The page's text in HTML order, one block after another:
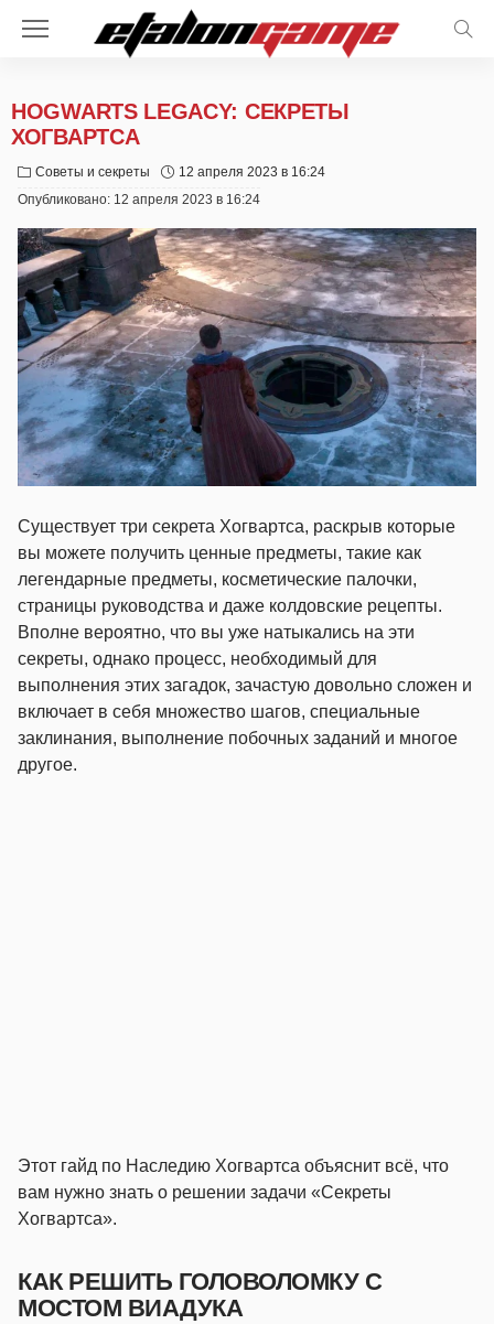
HOGWARTS LEGACY: СЕКРЕТЫ
ХОГВАРТСА
Советы и секреты
12 апреля 2023 в 16:24
Опубликовано: 12 апреля 2023 в 16:24
Существует три секрета Хогвартса, раскрыв которые
вы можете получить ценные предметы, такие как
легендарные предметы, косметические палочки,
страницы руководства и даже колдовские рецепты.
Вполне вероятно, что вы уже натыкались на эти
секреты, однако процесс, необходимый для
выполнения этих загадок, зачастую довольно сложен и
включает в себя множество шагов, специальные
заклинания, выполнение побочных заданий и многое
другое.
Этот гайд по Наследию Хогвартса объяснит всё, что
вам нужно знать о решении задачи «Секреты
Хогвартса».
КАК РЕШИТЬ ГОЛОВОЛОМКУ С
МОСТОМ ВИАДУКА